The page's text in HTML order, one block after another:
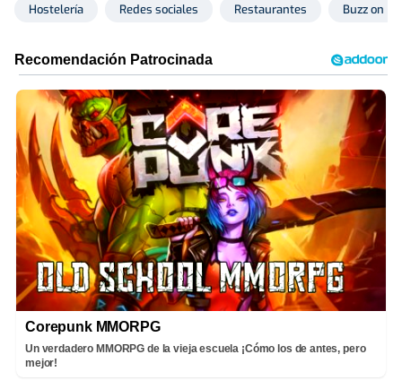
Hostelería Redes sociales Restaurantes Buzz on
Corepunk MMORPG
Un verdadero MMORPG de la vieja escuela ¡Cómo los de antes, pero
mejor!